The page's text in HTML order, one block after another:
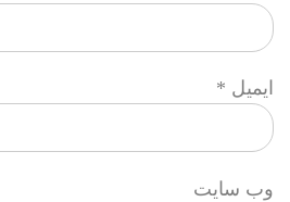
ایمیل *
وب‌ سایت